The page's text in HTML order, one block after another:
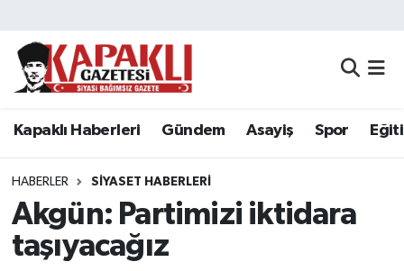
Kapaklı Haberleri Gündem Asayiş Spor
HABERLER SIYASET HABERLERI
Akgün: Partimizi iktidara
taşıyacağız
Kapaklı Haberleri
Asayiş
Spor
Eğitim
Tekirdağ Nöbetçi Eczaneler
Tekirdağ Namaz Vakitleri
Tekirdağ Trafik Yoğunluk Haritası
Süper Lig Puan Durumu ve Fikstür